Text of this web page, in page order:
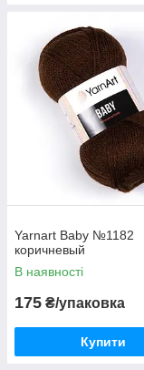
Yarnart Baby №1182
коричневый
В наявності
175 ₴/упаковка
Купити